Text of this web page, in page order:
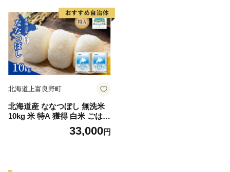
北海道上富良野町
北海道産 ななつぼし 無洗米
10kg 米 特A 獲得 白米 ごはん
道産米 ブランド米 10キロ お
米 ご飯 米 北海道米 JAふら
33,000円